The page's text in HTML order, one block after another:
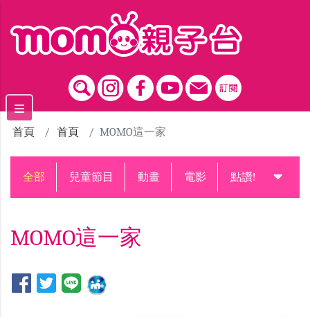
首頁 首頁 MOMO這一家
全部 兒童節目 動畫 電影 點讚!升級中
MOMO這一家